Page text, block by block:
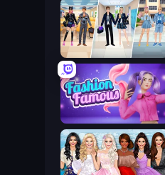
College Girl & Boy Makeover
Fashion Famous